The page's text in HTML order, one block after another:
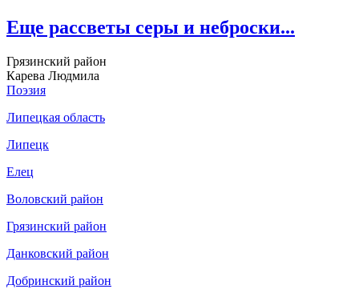
Еще рассветы серы и неброски...
Грязинский район
Карева Людмила
Поэзия
Липецкая область
Липецк
Елец
Воловский район
Грязинский район
Данковский район
Добринский район